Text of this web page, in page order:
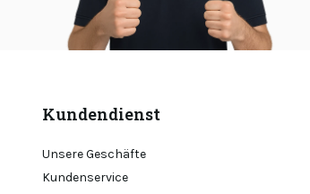
Kundendienst
Unsere Geschäfte
Kundenservice